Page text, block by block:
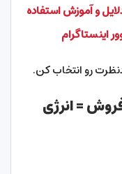
و آموزش استفاده
اینستاگرام
رو انتخاب کن.
= انرژی